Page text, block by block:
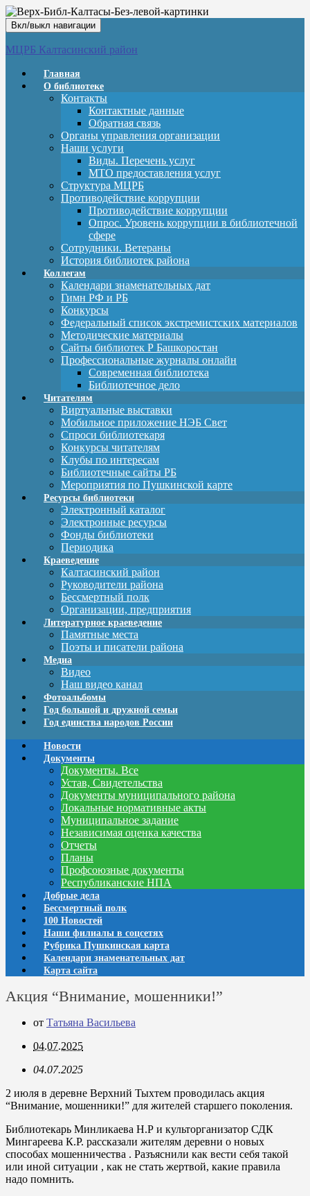
Вкл/выкл навигации
МЦРБ Калтасинский район
Главная
О библиотеке
Контакты
Контактные данные
Обратная связь
Органы управления организации
Наши услуги
Виды. Перечень услуг
МТО предоставления услуг
Структура МЦРБ
Противодействие коррупции
Противодействие коррупции
Опрос. Уровень коррупции в библиотечной
сфере
Сотрудники. Ветераны
История библиотек района
Коллегам
Календари знаменательных дат
Гимн РФ и РБ
Конкурсы
Федеральный список экстремистских материалов
Методические материалы
Сайты библиотек Р Башкоростан
Профессиональные журналы онлайн
Современная библиотека
Библиотечное дело
Читателям
Виртуальные выставки
Мобильное приложение НЭБ Свет
Спроси библиотекаря
Конкурсы читателям
Клубы по интересам
Библиотечные сайты РБ
Мероприятия по Пушкинской карте
Ресурсы библиотеки
Электронный каталог
Электронные ресурсы
Фонды библиотеки
Периодика
Краеведение
Калтасинский район
Руководители района
Бессмертный полк
Организации, предприятия
Литературное краеведение
Памятные места
Поэты и писатели района
Медиа
Видео
Наш видео канал
Фотоальбомы
Год большой и дружной семьи
Год единства народов России
Новости
Документы
Документы. Все
Устав, Свидетельства
Документы муниципального района
Локальные нормативные акты
Муниципальное задание
Независимая оценка качества
Отчеты
Планы
Профсоюзные документы
Республиканские НПА
Добрые дела
Бессмертный полк
100 Новостей
Наши филиалы в соцсетях
Рубрика Пушкинская карта
Календари знаменательных дат
Карта сайта
Акция “Внимание, мошенники!”
от Татьяна Васильева
04.07.2025
04.07.2025
2 июля в деревне Верхний Тыхтем проводилась акция
“Внимание, мошенники!” для жителей старшего поколения.
Библиотекарь Минликаева Н.Р и культорганизатор СДК
Мингареева К.Р. рассказали жителям деревни о новых
способах мошенничества . Разъяснили как вести себя такой
или иной ситуации , как не стать жертвой, какие правила
надо помнить.